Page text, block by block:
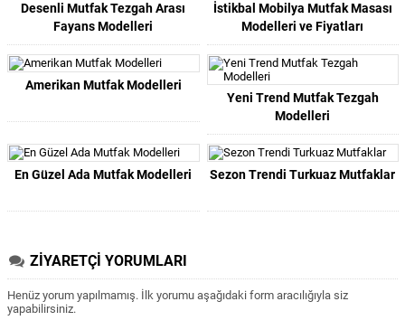
Desenli Mutfak Tezgah Arası
Fayans Modelleri
İstikbal Mobilya Mutfak Masası
Modelleri ve Fiyatları
Amerikan Mutfak Modelleri
Yeni Trend Mutfak Tezgah
Modelleri
En Güzel Ada Mutfak Modelleri Sezon Trendi Turkuaz Mutfaklar
ZİYARETÇİ YORUMLARI
Henüz yorum yapılmamış. İlk yorumu aşağıdaki form aracılığıyla siz
yapabilirsiniz.